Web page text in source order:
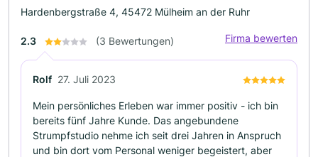
Hardenbergstraße 4, 45472 Mülheim an der Ruhr
2.3 (3 Bewertungen) Firma bewerten
Rolf 27. Juli 2023
Mein persönliches Erleben war immer positiv - ich bin
bereits fünf Jahre Kunde. Das angebundene
Strumpfstudio nehme ich seit drei Jahren in Anspruch
und bin dort vom Personal weniger begeistert, aber